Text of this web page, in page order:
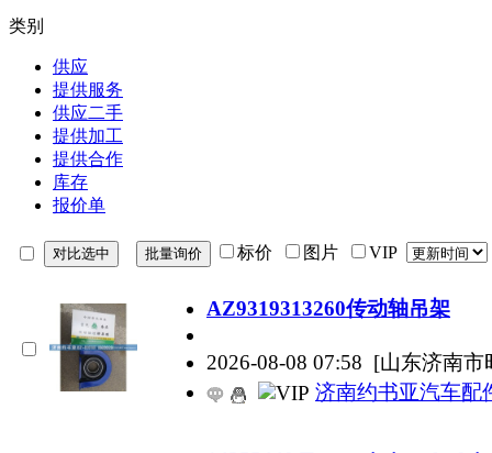
类别
供应
提供服务
供应二手
提供加工
提供合作
库存
报价单
标价 图片 VIP
AZ9319313260传动轴吊架
2026-08-08 07:58 [山东济南市
济南约书亚汽车配